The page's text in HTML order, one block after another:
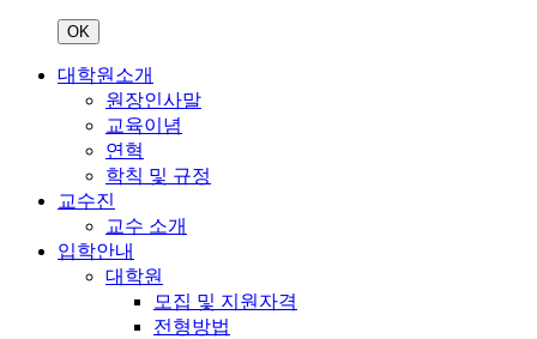
OK
대학원소개
원장인사말
교육이념
연혁
학칙 및 규정
교수진
교수 소개
입학안내
대학원
모집 및 지원자격
전형방법